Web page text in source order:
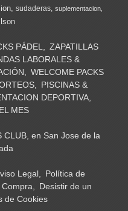
sudaderas suplementacion
PÁDEL
ZAPATILLAS
LABORALES &
WELCOME PACKS
PISCINAS &
DEPORTIVA
MES
CLUB, en San Jose de la
Legal
Política de
Desistir de un
de Cookies